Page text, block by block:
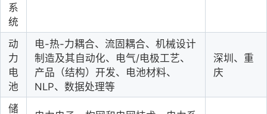
系
统
动
力
电
池
电-热-力耦合、流固耦合、机械设计
制造及其自动化、电气/电极工艺、
产品（结构）开发、电池材料、
NLP、数据处理等
深圳、重
庆
储